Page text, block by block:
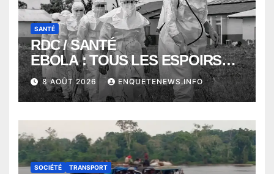
SANTÉ
RDC / SANTÉ
EBOLA : TOUS LES ESPOIRS
VONT VERS SEPTEMBRE
ALORS QUE L’ÉPIDÉMIE TEND
VERS 2000 DÉCÈS
8 AOÛT 2026 ENQUETENEWS.INFO
SOCIÉTÉ TRANSPORT